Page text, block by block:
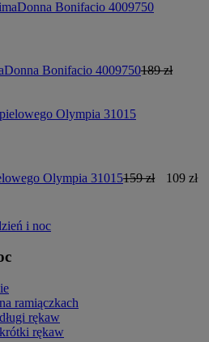
Bonifacio 4009750189 zł
Olympia 31015159 zł
109 zł
i noc
ramiączkach
rękaw
rękaw